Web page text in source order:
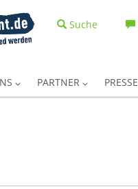
Suche
PARTNER PRESSE